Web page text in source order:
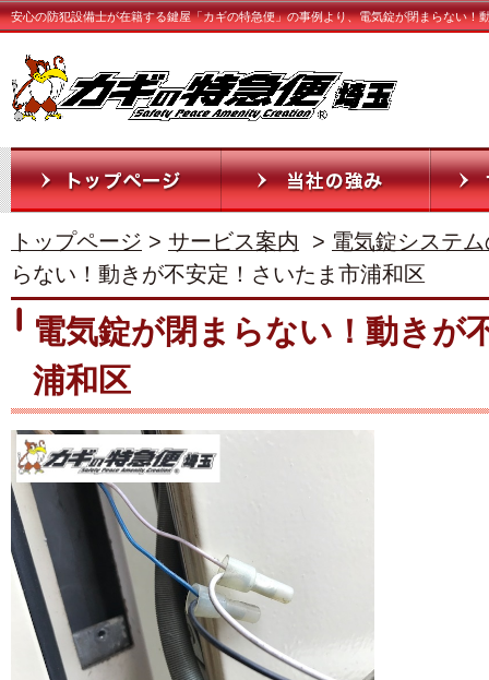
安心の防犯設備士が在籍する鍵屋「カギの特急便」の事例より、電気錠が閉まらない！
トップページ > サービス案内 > 電気錠システ
らない！動きが不安定！さいたま市浦和区
電気錠が閉まらない！動きが
浦和区